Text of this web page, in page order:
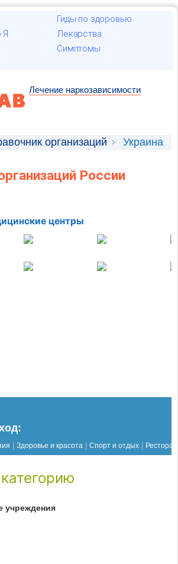
Гиды по здоровью
Я
Лекарства
Симптомы
Лечение наркозависимости
организаций Украина
России
центры
Здоровье и красота Спорт и отдых
учреждения